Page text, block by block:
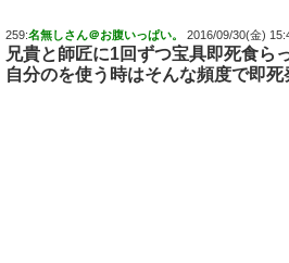
259:名無しさん＠お腹いっぱい。 2016/09/30(金)
兄貴と師匠に1回ずつ宝具即死食ら
自分のを使う時はそんな頻度で即